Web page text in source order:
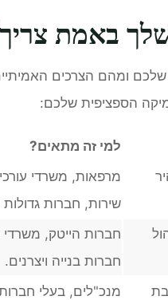
באמת
ומהם הצרכים
הספציפית שלכם:
למי זה מתאים?
מרפאות, משרדי עורכי
שירות, חברות
חברות הייטק, משרדי
חברות בנייה ויצרנים.
מנכ"לים, בעלי חברות